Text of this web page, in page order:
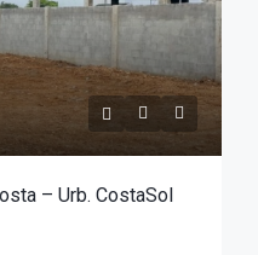
– Urb. CostaSol